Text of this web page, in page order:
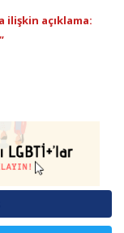
ilişkin açıklama: